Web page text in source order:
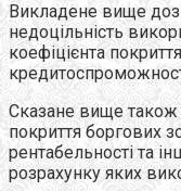
Викладене вище
недоцільність
коефіцієнта
Сказане вище також
покриття боргових
рентабельності та
розрахунку яких